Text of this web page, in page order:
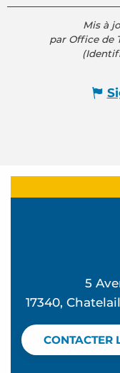
Mis à
par Office de
5
17340,
CONTACTER